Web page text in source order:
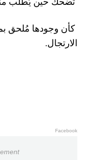
كأن وجودها مُلحق
الارتجال.
Facebook